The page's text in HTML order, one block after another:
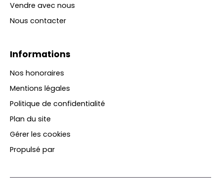
Vendre avec nous
Nous contacter
Informations
Nos honoraires
Mentions légales
Politique de confidentialité
Plan du site
Gérer les cookies
Propulsé par